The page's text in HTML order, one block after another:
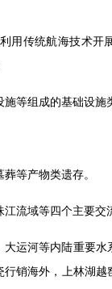
用传统航海技术
等组成的基础设施
等产物类遗存。
流域等四个主要交
运河等内陆重要水
销海外，上林湖